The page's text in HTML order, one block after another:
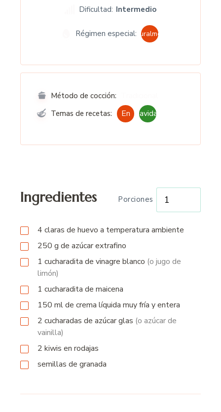
Dificultad: Intermedio
Régimen especial:Naturalmente
Método de cocción:
Temas de recetas: En Navidad
Ingredientes Porciones
4 claras de huevo a temperatura ambiente
250 g de azúcar extrafino
1 cucharadita de vinagre blanco (o jugo de
limón)
1 cucharadita de maicena
150 mlde crema líquida muy fría y entera
2 cucharadas de azúcar glas (o azúcar de
vainilla)
2 kiwis en rodajas
semillas de granada